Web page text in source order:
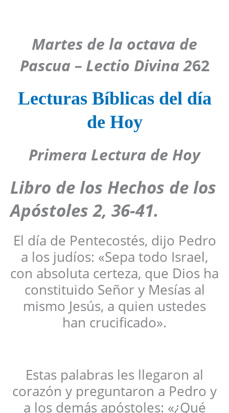
Martes de la octava de
Pascua – Lectio Divina 262
Lecturas Bíblicas del día
de Hoy
Primera Lectura de Hoy
Libro de los Hechos de los
Apóstoles 2, 36-41.
El día de Pentecostés, dijo Pedro
a los judíos: «Sepa todo Israel,
con absoluta certeza, que Dios ha
constituido Señor y Mesías al
mismo Jesús, a quien ustedes
han crucificado».
Estas palabras les llegaron al
corazón y preguntaron a Pedro y
a los demás apóstoles: «¿Qué